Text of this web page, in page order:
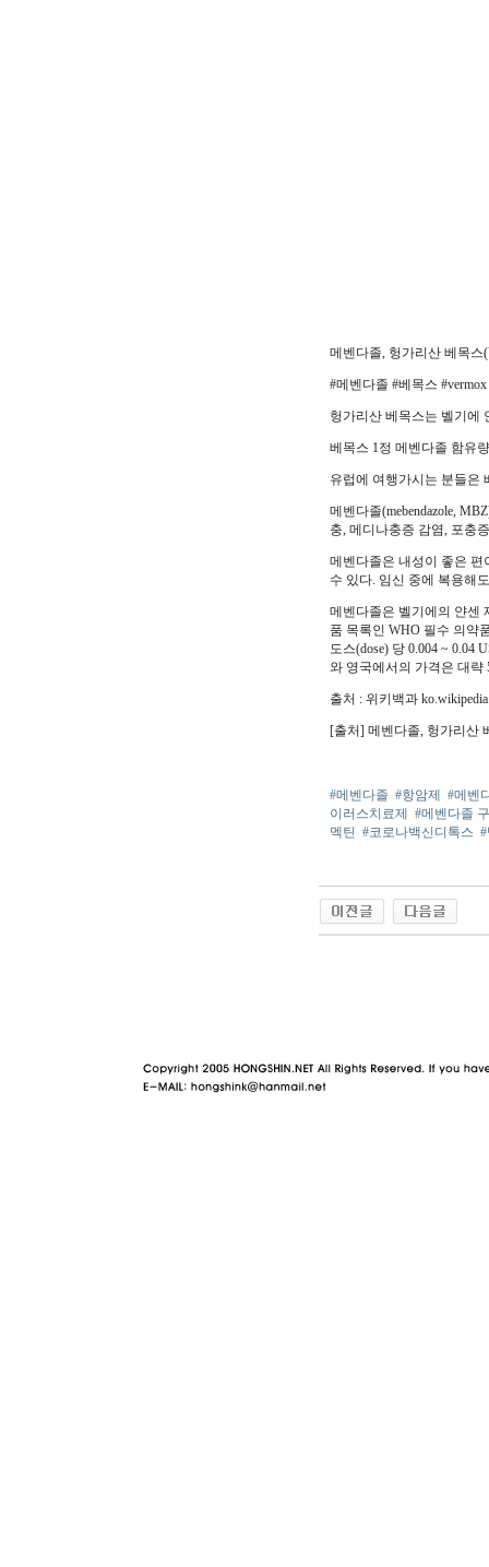
메벤다졸, 헝가리산 베목스
#메벤다졸 #베목스
헝가리산 베목스는 벨기에
베목스 1정 메벤다졸 함유
유럽에 여행가시는 분들은
메벤다졸(mebendazole,
충, 메디나충증 감염, 포충
메벤다졸은 내성이 좋은
수 있다. 임신 중에 복용해
메벤다졸은 벨기에의 얀센
품 목록인 WHO 필수 의약
도스(dose) 당 0.004 ~ 0.04
와 영국에서의 가격은 대략
출처 : 위키백과
[출처] 메벤다졸, 헝가리산
#메벤다졸 #항암제
#메벤
이러스치료제
#메벤다졸
멕틴 #코로나백신디톡스